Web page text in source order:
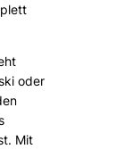
oder
Mit